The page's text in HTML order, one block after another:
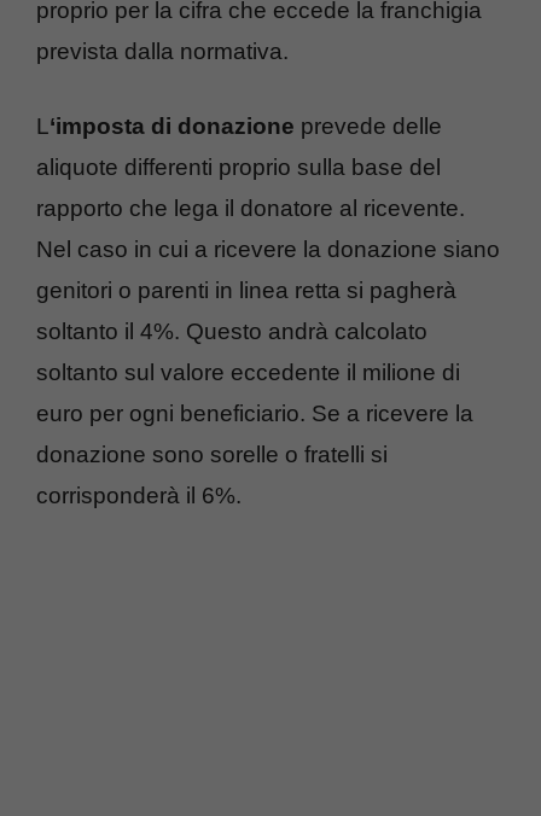
proprio per la cifra che eccede la franchigia
prevista dalla normativa.
L‘imposta di donazione prevede delle
aliquote differenti proprio sulla base del
rapporto che lega il donatore al ricevente.
Nel caso in cui a ricevere la donazione siano
genitori o parenti in linea retta si pagherà
soltanto il 4%. Questo andrà calcolato
soltanto sul valore eccedente il milione di
euro per ogni beneficiario. Se a ricevere la
donazione sono sorelle o fratelli si
corrisponderà il 6%.